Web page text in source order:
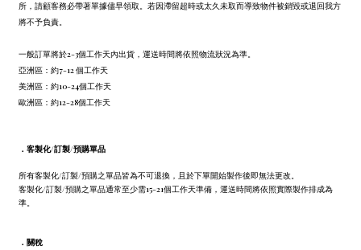
所，請顧客務必帶著單據儘早領取。若因滯留超時或太久未取而導致物件被銷毀或退回我方
將不予負責。
一般訂單將於2-3個工作天內出貨，運送時間將依照物流狀況為準。
亞洲區：約7-12 個工作天
美洲區：約10-24個工作天
歐洲區：約12-28個工作天
． 客製化/訂製/預購單品
所有客製化/訂製/預購之單品皆為不可退換，且於下單開始製作後即無法更改。
客製化/訂製/預購之單品通常至少需15-21個工作天準備，運送時間將依照實際製作排成為
準。
． 關稅